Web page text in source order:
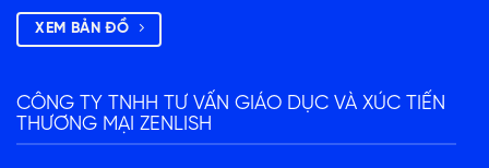
XEM BẢN ĐỒ
CÔNG TY TNHH TƯ VẤN GIÁO DỤC VÀ XÚC TIẾN
THƯƠNG MẠI ZENLISH